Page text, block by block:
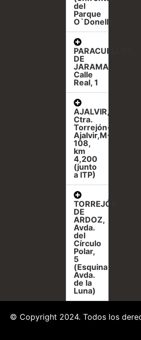
del
Parque
O`Donell)
PARACUELLOS
DE
JARAMA,
Calle
Real, 1
AJALVIR,
Ctra.
Torrejón-
Ajalvir,M-
108,
km
4,200
(junto
a ITP)
TORREJÓN
DE
ARDOZ,
Avda.
del
Círculo
Polar,
5
(Esquina
Avda.
de la
Luna)
© Copyright 2024. Todos los